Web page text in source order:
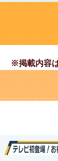
※掲載内容